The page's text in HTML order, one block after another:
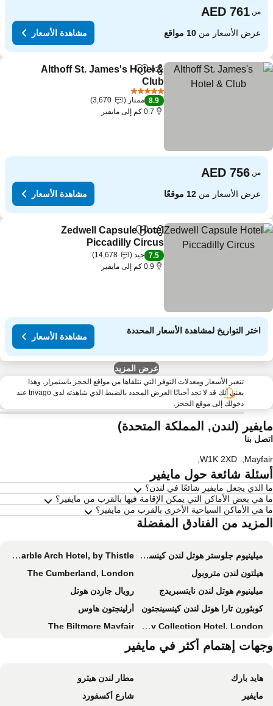
من
عرض الأسعار من10 مواقع مشاهدة الأسعار
مشاركةAdd to favorites
Althoff St. James's Hotel &
Club
8.9 ممتاز
3,670
0.7 كم إلى مايفير
من
عرض الأسعار من12 موقعًا مشاهدة الأسعار
مشاركةAdd to favorites
Zedwell Capsule Hotel
Piccadilly Circus
7.5 جيد
14,678
0.9 كم إلى مايفير
اختر التواريخ لمشاهدة الأسعار المحددة
مشاهدة الأسعار
عرض المزيد
تتغير الأسعار ومعدلات التوفر التي نتلقاها من مواقع الحجز باستمرار. وهذا
يعني أنك قد لا تجد أحيانًا العرض المحدد بالضبط الذي شاهدته لدى trivago عند
دخولك إلى موقع الحجز.
(لندن, المملكة المتحدة)
بنا
,
W1K 2XD
,
شائعة حول مايفير
الذي يجعل مايفير شائعًا في لندن؟
هي بعض الأماكن التي يمكن الإقامة فيها بالقرب من مايفير؟
هي الأماكن السياحية الأخرى بالقرب من مايفير؟
من الفنادق المفضلة
ميلينيوم جلوستر هوتل لندن كينسنجتون
The Marble Arch Hotel, by Thistle
هيلتون لندن متروبول
The Cumberland, London
ميلينيوم هوتل لندن نايتسبريدج
رويال جاردن هوتل
كوبثورن تارا هوتل لندن كينسينجتون
أرلينجتون هاوس
The Park Tower Knightsbridge, a Luxury Collection Hotel, London
The Biltmore Mayfair
دانوبيوس هوتل ريجينتس بارك
لندن هيلتون أون بارك لين
Intercontinental Hotels London Park Lane By Ihg
دبل تري باي هيلتون لندن - دوكلاندز ريفرسايد
Zedwell Piccadilly Circus
ذا أثنيوم هوتل آند ريزيدانس
إهتمام أكثر في مايفير
هايد بارك
مطار لندن هيثرو
مايفير
شارع أكسفورد